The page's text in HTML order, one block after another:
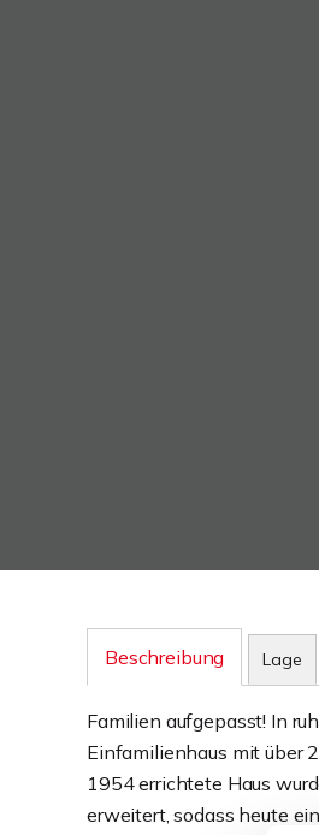
Beschreibung Lage
Familien aufgepasst! In
Einfamilienhaus mit über
1954 errichtete Haus
erweitert, sodass heute